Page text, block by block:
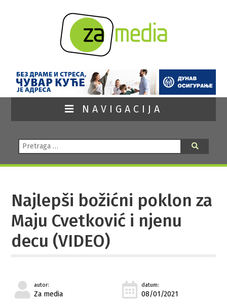
NAVIGACIJA
Pretraga:
Najlepši božićni poklon za
Maju Cvetković i njenu
decu (VIDEO)
autor:
Za media
datum:
08/01/2021